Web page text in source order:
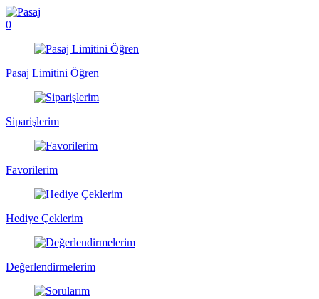
0
Pasaj Limitini Öğren
Siparişlerim
Favorilerim
Hediye Çeklerim
Değerlendirmelerim